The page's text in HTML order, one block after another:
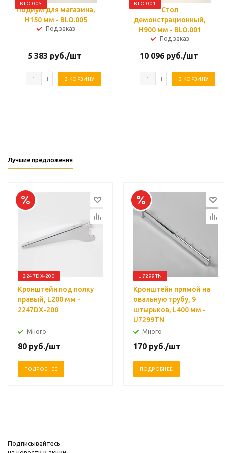
BLO.005
Подиум для магазина,
H150 мм - BLO.005
Под заказ
5 383 руб./шт
В КОРЗИНУ
BLO.001
Стол
демонстрационный,
H900 мм - BLO.001
Под заказ
10 096руб./шт
В КОРЗИНУ
Лучшие предложения
2247DX-200
Кронштейн под полку
правый, L200 мм -
2247DX-200
Много
80 руб./шт
ПОДРОБНЕЕ
U7299TN
Кронштейн прямой на
овальную трубу, 9
штырьков, L400 мм -
U7299TN
Много
170 руб./шт
ПОДРОБНЕЕ
Подписывайтесь